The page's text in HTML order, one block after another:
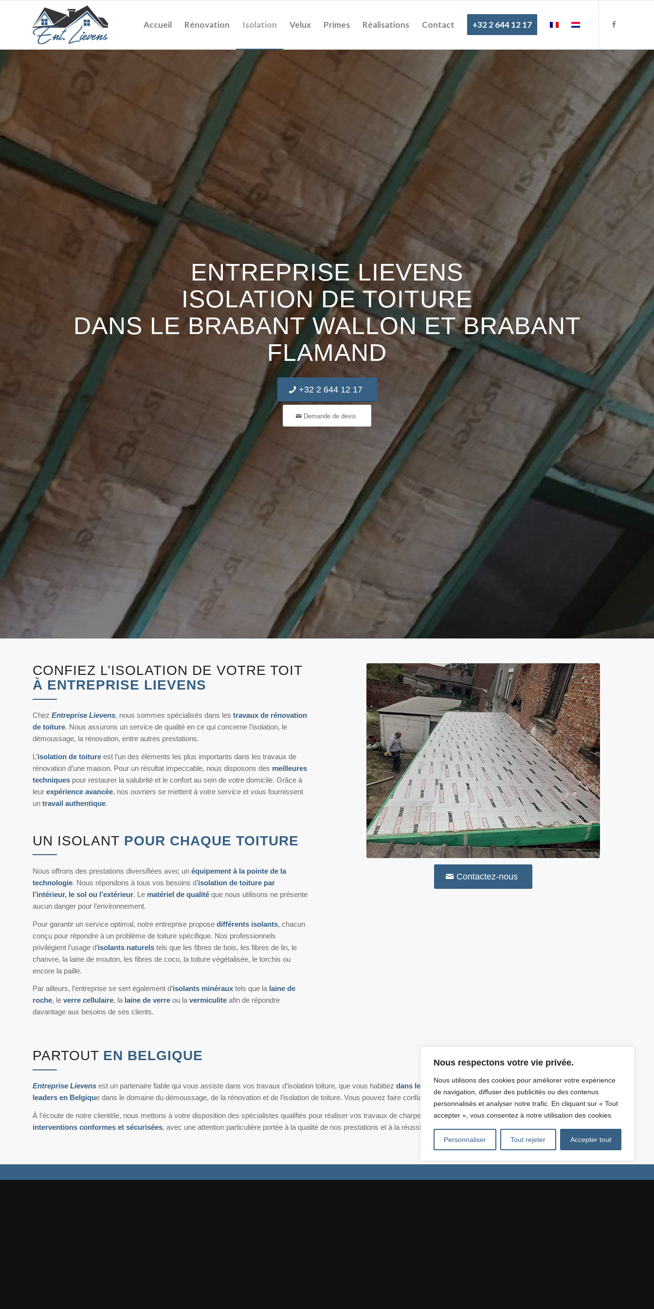
Nous respectons votre vie privée.
Nous utilisons des cookies pour améliorer votre expérience
de navigation, diffuser des publicités ou des contenus
personnalisés et analyser notre trafic. En cliquant sur « Tout
accepter », vous consentez à notre utilisation des cookies.
Personnaliser Tout rejeter Accepter tout
Accueil Rénovation Isolation Velux Primes Réalisations Contact +32 2 644 12 17
ENTREPRISE LIEVENS
ISOLATION DE TOITURE
DANS LE BRABANT WALLON ET BRABANT
FLAMAND
+32 2 644 12 17
Demande de devis
CONFIEZ L’ISOLATION DE VOTRE TOIT
À ENTREPRISE LIEVENS
Chez Entreprise Lievens, nous sommes spécialisés dans les travaux de rénovation
de toiture. Nous assurons un service de qualité en ce qui concerne l’isolation, le
démoussage, la rénovation, entre autres prestations.
L’isolation de toiture est l’un des éléments les plus importants dans les travaux de
rénovation d’une maison. Pour un résultat impeccable, nous disposons des meilleures
techniques pour restaurer la salubrité et le confort au sein de votre domicile. Grâce à
leur expérience avancée, nos ouvriers se mettent à votre service et vous fournissent
un travail authentique.
UN ISOLANT POUR CHAQUE TOITURE
Nous offrons des prestations diversifiées avec un équipement à la pointe de la
technologie. Nous répondons à tous vos besoins d’isolation de toiture par
l’intérieur, le sol ou l’extérieur. Le matériel de qualité que nous utilisons ne présente
aucun danger pour l’environnement.
Pour garantir un service optimal, notre entreprise propose différents isolants, chacun
conçu pour répondre à un problème de toiture spécifique. Nos professionnels
privilégient l’usage d’isolants naturels tels que les fibres de bois, les fibres de lin, le
chanvre, la laine de mouton, les fibres de coco, la toiture végétalisée, le torchis ou
encore la paille.
Par ailleurs, l’entreprise se sert également d’isolants minéraux tels que la laine de
roche, le verre cellulaire, la laine de verre ou la vermiculite afin de répondre
davantage aux besoins de ses clients.
Contactez-nous
PARTOUT EN BELGIQUE
Entreprise Lievens est un partenaire fiable qui vous assiste dans vos travaux d’isolation toiture, que vous habitiez dans le Brabant wallon et le Brabant flamand
. C’est l’un des
leaders en Belgique dans le domaine du démoussage, de la rénovation et de l’isolation de toiture. Vous pouvez faire confiance à notre équipe d’experts .
À l’écoute de notre clientèle, nous mettons à votre disposition des spécialistes qualifiés pour réaliser vos travaux de charpente, de zinguerie et bien plus encore. Nous garantissons des
interventions conformes et sécurisées, avec une attention particulière portée à la qualité de nos prestations et à la réussite de vos projets en matière detravaux de toiture.